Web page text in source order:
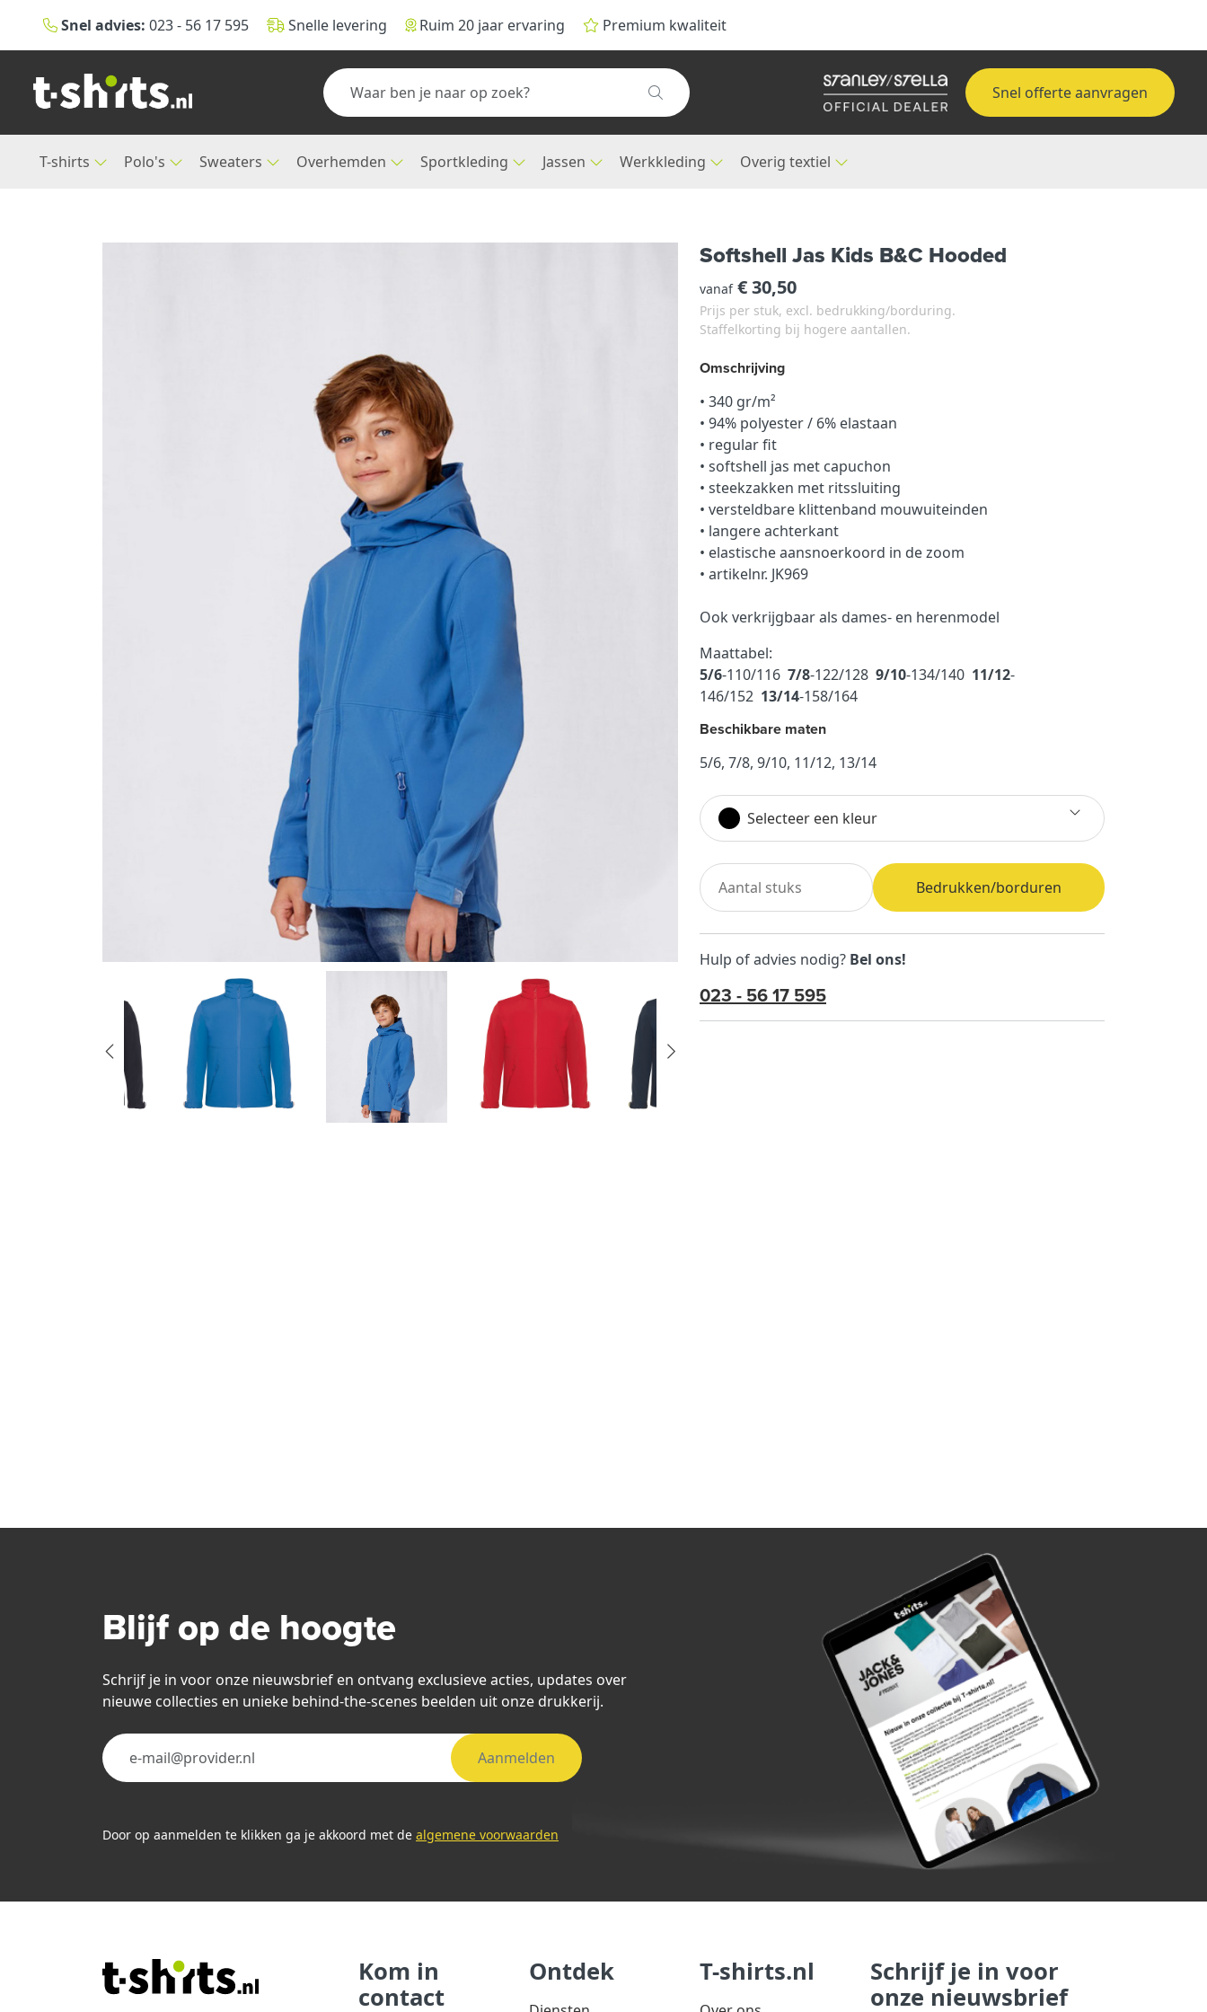
Snel advies: 023 - 56 17 595 Snelle levering Ruim 20 jaar ervaring Premium kwaliteit
Snel offerte aanvragen
T-shirts Polo's Sweaters Overhemden Sportkleding Jassen Werkkleding Overig textiel
Softshell Jas Kids B&C Hooded
vanaf€ 30,50
Prijs per stuk, excl. bedrukking/borduring.
Staffelkorting bij hogere aantallen.
Omschrijving
• 340 gr/m²
• 94% polyester / 6% elastaan
• regular fit
• softshell jas met capuchon
• steekzakken met ritssluiting
• versteldbare klittenband mouwuiteinden
• langere achterkant
• elastische aansnoerkoord in de zoom
• artikelnr. JK969
Ook verkrijgbaar als dames- en herenmodel
Maattabel:
5/6-110/116 7/8-122/128 9/10-134/140 11/12-
146/152 13/14-158/164
Beschikbare maten
5/6, 7/8, 9/10, 11/12, 13/14
Selecteer een kleur
Bedrukken/borduren
Hulp of advies nodig? Bel ons!
023 - 56 17 595
Blijf op de hoogte
Schrijf je in voor onze nieuwsbrief en ontvang exclusieve acties, updates over
nieuwe collecties en unieke behind-the-scenes beelden uit onze drukkerij.
Aanmelden
Door op aanmelden te klikken ga je akkoord met de algemene voorwaarden
Kom in
contact
Ontdek T-shirts.nl
Schrijf je in voor
onze nieuwsbrief